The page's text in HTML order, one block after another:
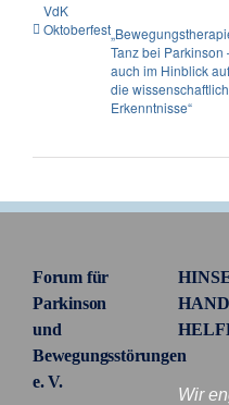
VdK
Oktoberfest
Tanz bei Parkinson
auch im Hinblick auf
die
Erkenntnisse“
Forum für
Parkinson
und
Bewegungsstörungen
e. V.
Wir